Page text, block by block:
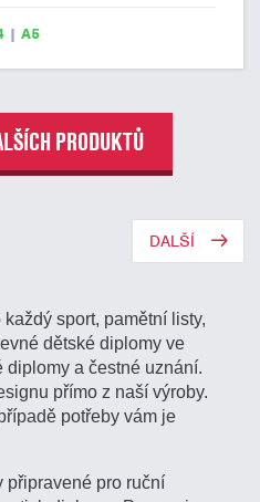
| A5
PRODUKTŮ
DALŠÍ
sport, pamětní listy,
dětské diplomy ve
diplomy a čestné uznání.
přímo z naší výroby.
potřeby vám je
připravené pro ruční